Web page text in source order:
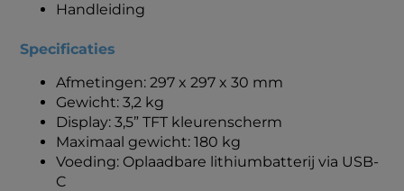
Handleiding
Specificaties
Afmetingen: 297 x 297 x 30 mm
Gewicht: 3,2 kg
Display: 3,5” TFT kleurenscherm
Maximaal gewicht: 180 kg
Voeding: Oplaadbare lithiumbatterij via USB-
C